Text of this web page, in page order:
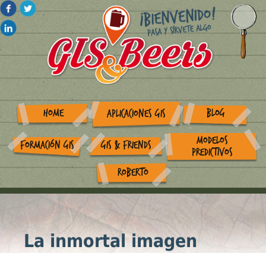
HOME APLICACIONES GIS BLOG
FORMACIÓN GIS GIS & FRIENDS
MODELOS
PREDICTIVOS
ROBERTO
La inmortal imagen